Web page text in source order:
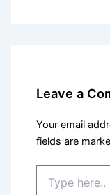
Leave a
Your email
fields are
here..